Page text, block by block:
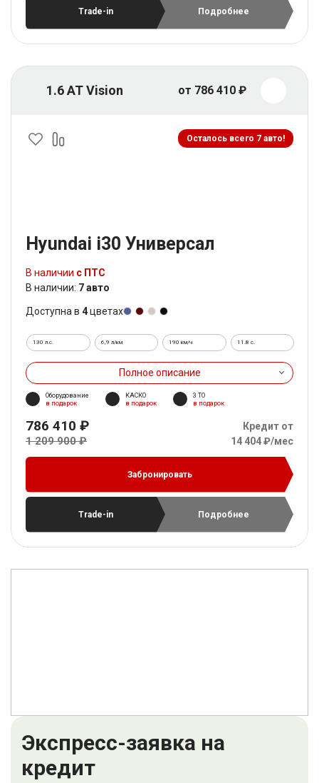
Trade-in Подробнее
1.6 AT Vision от 786 410 ₽
Осталось всего 7 авто!
Hyundai i30 Универсал
В наличии с ПТС
В наличии: 7 авто
Доступна в 4цветах
130 л.с. 6,9 л/км 190 км/ч 11.8 c.
Полное описание
Оборудование
в подарок
КАСКО
в подарок
3 ТО
в подарок
786 410 ₽
1 209 900 ₽
Кредит от
14 404 ₽/мес
Забронировать
Trade-in Подробнее
Экспресс-заявка на
кредит